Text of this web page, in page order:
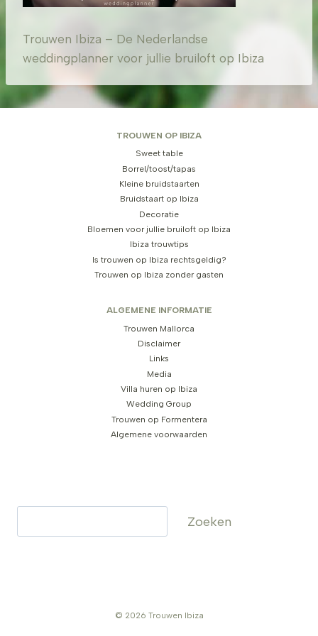
Trouwen Ibiza – De Nederlandse
weddingplanner voor jullie bruiloft op Ibiza
TROUWEN OP IBIZA
Sweet table
Borrel/toost/tapas
Kleine bruidstaarten
Bruidstaart op Ibiza
Decoratie
Bloemen voor jullie bruiloft op Ibiza
Ibiza trouwtips
Is trouwen op Ibiza rechtsgeldig?
Trouwen op Ibiza zonder gasten
ALGEMENE INFORMATIE
Trouwen Mallorca
Disclaimer
Links
Media
Villa huren op Ibiza
Wedding Group
Trouwen op Formentera
Algemene voorwaarden
Zoeken
© 2026 Trouwen Ibiza